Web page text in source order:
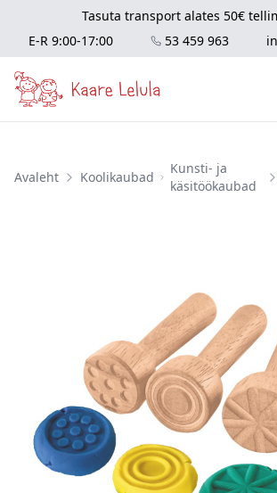
Tasuta transport alates 50€
E-R 9:00-17:00
53 459 963
Avaleht Koolikaubad
Kunsti- ja
käsitöökaubad